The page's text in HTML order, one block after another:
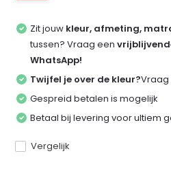
Zit jouw kleur, afmeting,
tussen? Vraag een
WhatsApp!
Twijfel je over de kleur?Vraag
Gespreid betalen is mogelijk
Betaal bij levering voor ultiem
Vergelijk